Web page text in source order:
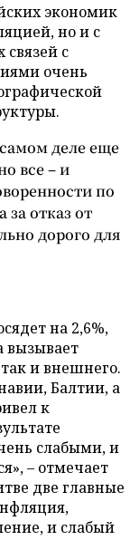
экономик
но и с
с
очень
деле еще
все – и
по
за отказ от
дорого для
на 2,6%,
вызывает
и внешнего.
Балтии, а
к
слабыми, и
– отмечает
две главные
и слабый